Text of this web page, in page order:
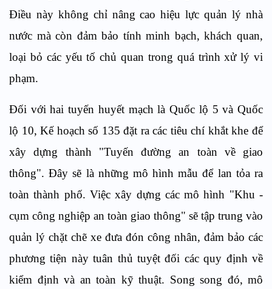
Điều này không chỉ nâng cao hiệu lực quản lý nhà
nước mà còn đảm bảo tính minh bạch, khách quan,
loại bỏ các yếu tố chủ quan trong quá trình xử lý vi
phạm.
Đối với hai tuyến huyết mạch là Quốc lộ 5 và Quốc
lộ 10, Kế hoạch số 135 đặt ra các tiêu chí khắt khe để
xây dựng thành "Tuyến đường an toàn về giao
thông". Đây sẽ là những mô hình mẫu để lan tỏa ra
toàn thành phố. Việc xây dựng các mô hình "Khu -
cụm công nghiệp an toàn giao thông" sẽ tập trung vào
quản lý chặt chẽ xe đưa đón công nhân, đảm bảo các
phương tiện này tuân thủ tuyệt đối các quy định về
kiểm định và an toàn kỹ thuật. Song song đó, mô